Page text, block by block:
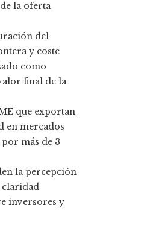
la oferta
del
y coste
como
final de la
que exportan
en mercados
más de 3
la percepción
claridad
inversores y